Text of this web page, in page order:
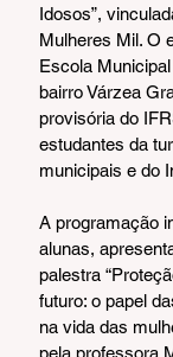
Idosos”,
Mulheres Mil. O
Escola
bairro Várzea
provisória do
estudantes da
municipais e do
A programação
alunas,
palestra
futuro: o papel
na vida das